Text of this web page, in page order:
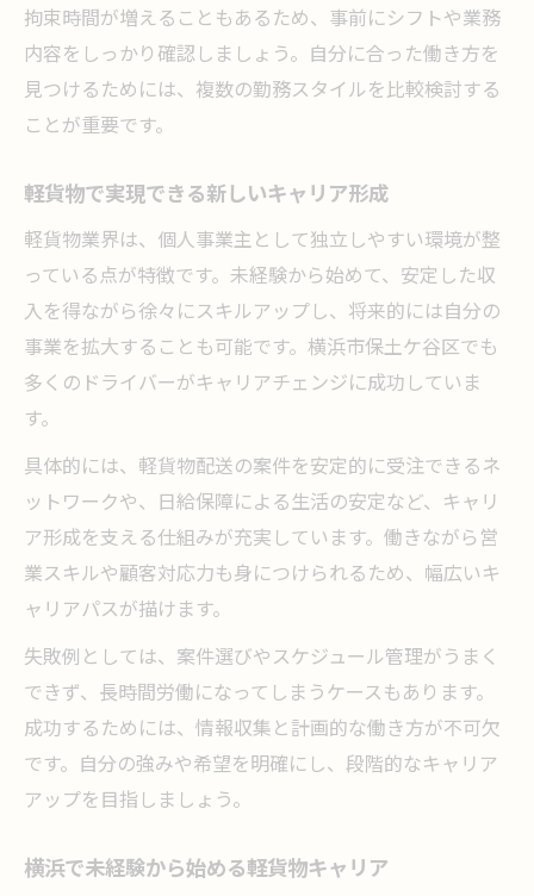
拘束時間が増えることもあるため、事前にシフトや業務
内容をしっかり確認しましょう。自分に合った働き方を
見つけるためには、複数の勤務スタイルを比較検討する
ことが重要です。
軽貨物で実現できる新しいキャリア形成
軽貨物業界は、個人事業主として独立しやすい環境が整
っている点が特徴です。未経験から始めて、安定した収
入を得ながら徐々にスキルアップし、将来的には自分の
事業を拡大することも可能です。横浜市保土ケ谷区でも
多くのドライバーがキャリアチェンジに成功していま
す。
具体的には、軽貨物配送の案件を安定的に受注できるネ
ットワークや、日給保障による生活の安定など、キャリ
ア形成を支える仕組みが充実しています。働きながら営
業スキルや顧客対応力も身につけられるため、幅広いキ
ャリアパスが描けます。
失敗例としては、案件選びやスケジュール管理がうまく
できず、長時間労働になってしまうケースもあります。
成功するためには、情報収集と計画的な働き方が不可欠
です。自分の強みや希望を明確にし、段階的なキャリア
アップを目指しましょう。
横浜で未経験から始める軽貨物キャリア